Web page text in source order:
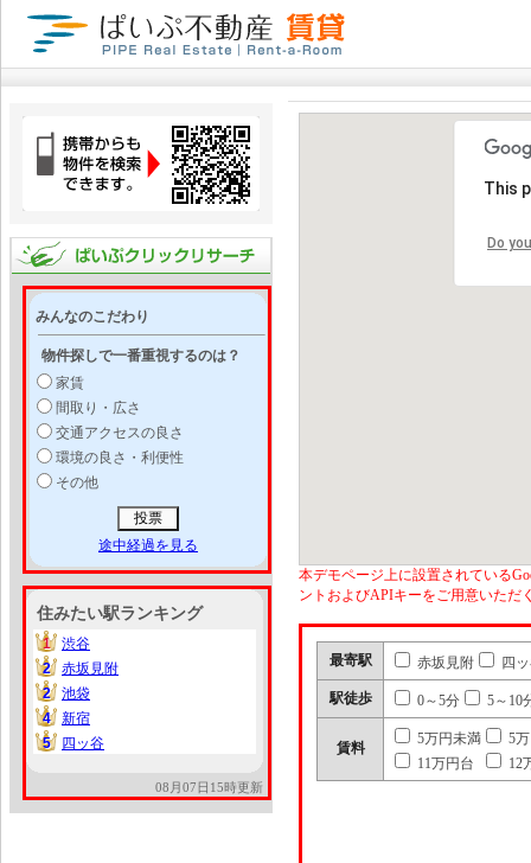
みんなのこだわり
物件探しで一番重視するのは？
家賃
間取り・広さ
交通アクセスの良さ
環境の良さ・利便性
その他
途中経過を見る
住みたい駅ランキング
1
1
渋谷
2
2
赤坂見附
2
2
池袋
4
4
新宿
5
5 四ッ谷
08月07日15時更新
This
Do
本デモページ上に設置されている
ントおよびAPIキーをご用意いただ
最寄駅 赤坂見附 四
駅徒歩 0～5分 5～10
賃料
5万円未満
5
11万円台
12